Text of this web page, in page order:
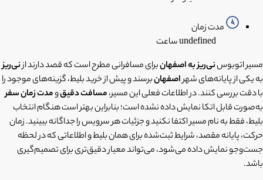
مدت زمان
undefined ساعت
مسیر اتوبوسنی‌ریز به اصفهانبرای مسافرانی مطرح است که قصد دارند ازنی‌ریز
به یکی از پایانه‌های شهراصفهانبرسند و پیش از خرید بلیط، گزینه‌های موجود را
با دقت بررسی کنند. در اطلاعات فعلی این مسیر،مسافت دقیقومدت زمان سفر
به‌صورت قابل اتکا نمایش داده نشده است؛ بنابراین بهتر است هنگام انتخاب
بلیط، فقط به نام مسیر اکتفا نکنید و جزئیات هر سرویس را جداگانه ببینید. زمان
حرکت، پایانه مقصد، شرایط ثبت‌شده برای همان بلیط و اطلاعاتی که در لحظه
جست‌وجو نمایش داده می‌شود، می‌تواند معیار دقیق‌تری برای تصمیم‌گیری
باشد.